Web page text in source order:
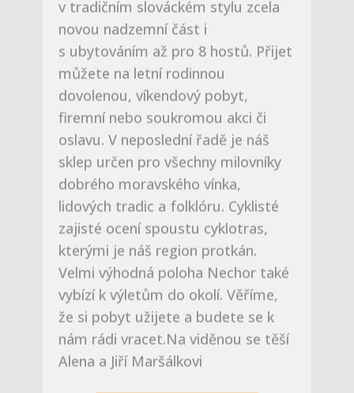
oslavu. V neposlední řadě je náš
sklep určen pro všechny milovníky
dobrého moravského vínka,
lidových tradic a folklóru. Cyklisté
zajisté ocení spoustu cyklotras,
kterými je náš region protkán.
Velmi výhodná poloha Nechor také
vybízí k výletům do okolí. Věříme,
že si pobyt užijete a budete se k
nám rádi vracet.Na viděnou se těší
Alena a Jiří Maršálkovi
ZJISTĚTE VÍCE